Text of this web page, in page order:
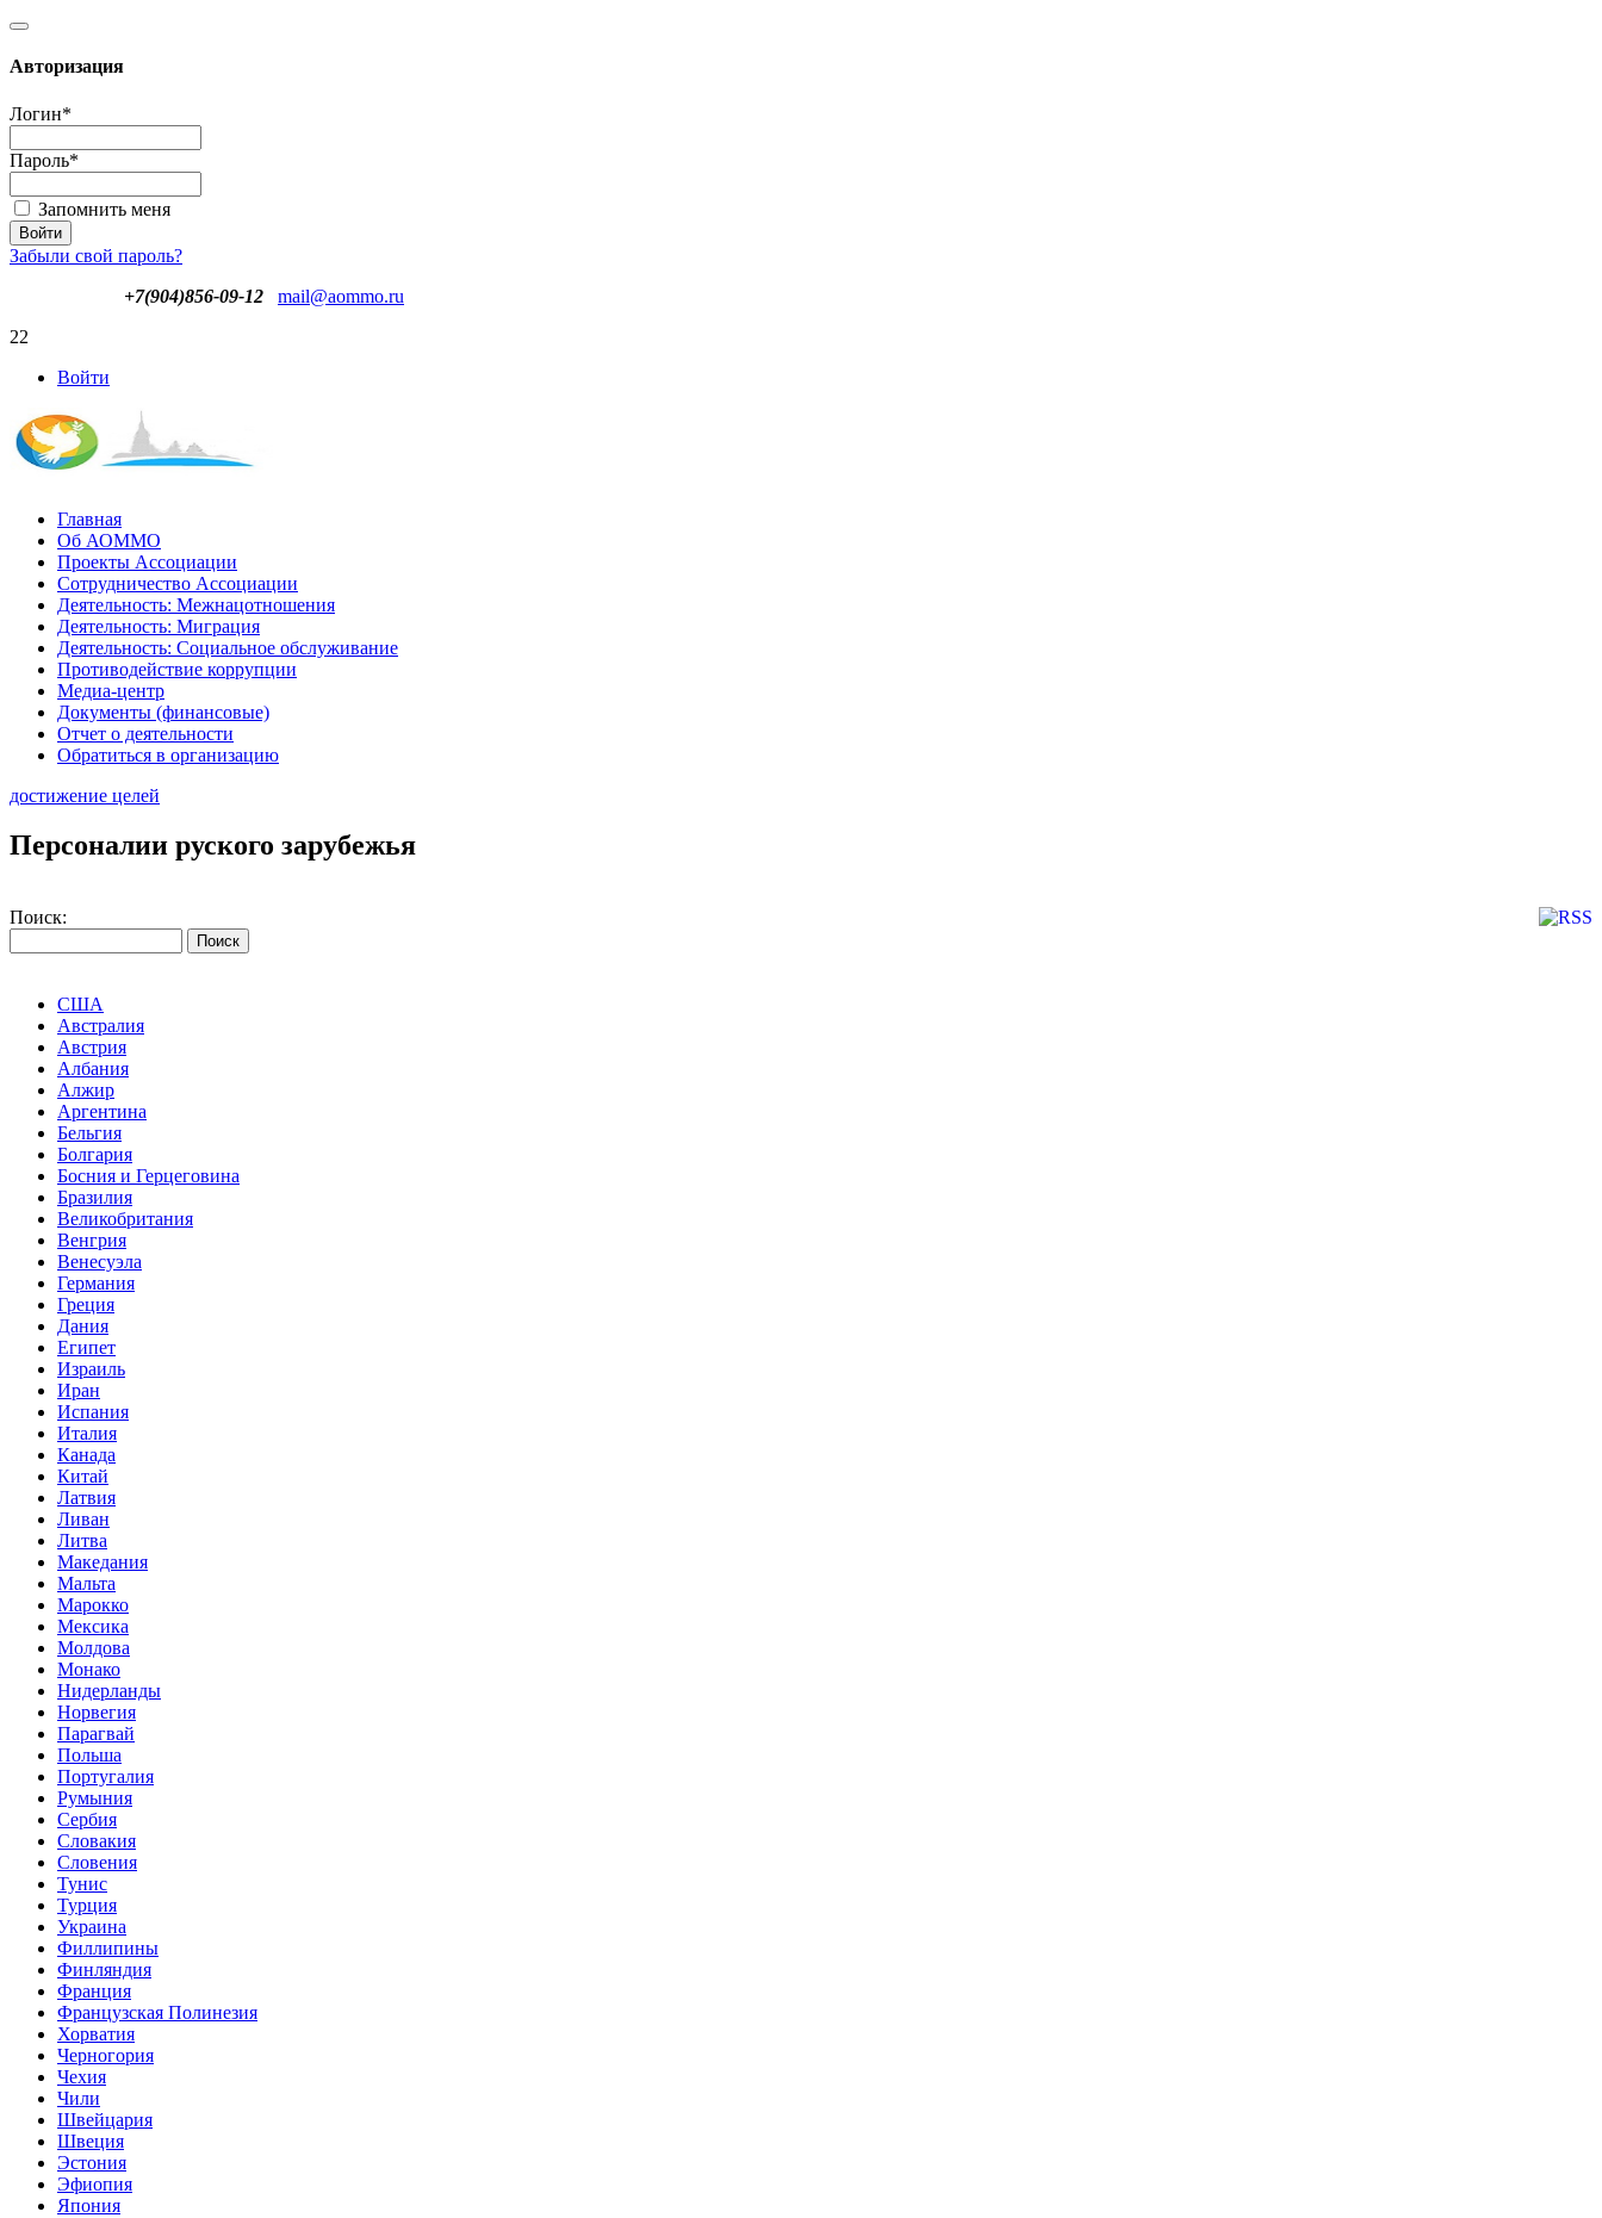
Авторизация
Логин*
Пароль*
Запомнить меня
Забыли свой пароль?
+7(904)856-09-12
mail@aommo.ru
22
Войти
Главная
Об АОММО
Проекты Ассоциации
Сотрудничество Ассоциации
Деятельность: Межнацотношения
Деятельность: Миграция
Деятельность: Социальное обслуживание
Противодействие коррупции
Медиа-центр
Документы (финансовые)
Отчет о деятельности
Обратиться в организацию
достижение целей
Персоналии руского зарубежья
Поиск:
США
Австралия
Австрия
Албания
Алжир
Аргентина
Бельгия
Болгария
Босния и Герцеговина
Бразилия
Великобритания
Венгрия
Венесуэла
Германия
Греция
Дания
Египет
Израиль
Иран
Испания
Италия
Канада
Китай
Латвия
Ливан
Литва
Македания
Мальта
Марокко
Мексика
Молдова
Монако
Нидерланды
Норвегия
Парагвай
Польша
Португалия
Румыния
Сербия
Словакия
Словения
Тунис
Турция
Украина
Филлипины
Финляндия
Франция
Французская Полинезия
Хорватия
Черногория
Чехия
Чили
Швейцария
Швеция
Эстония
Эфиопия
Япония